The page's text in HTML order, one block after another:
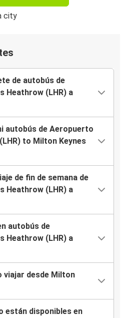
de autobús de
Heathrow (LHR) a
autobús de Aeropuerto
to Milton Keynes
de fin de semana de
Heathrow (LHR) a
autobús de
Heathrow (LHR) a
viajar desde Milton
están disponibles en